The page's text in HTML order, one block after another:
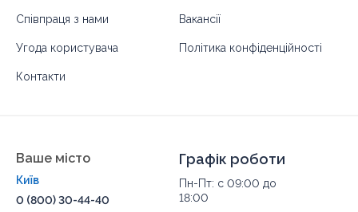
Співпраця з нами Вакансії
Угода користувача Політика конфіденційності
Контакти
Ваше місто
Київ
0 (800) 30-44-40
Графік роботи
Пн-Пт: с 09:00 до
18:00